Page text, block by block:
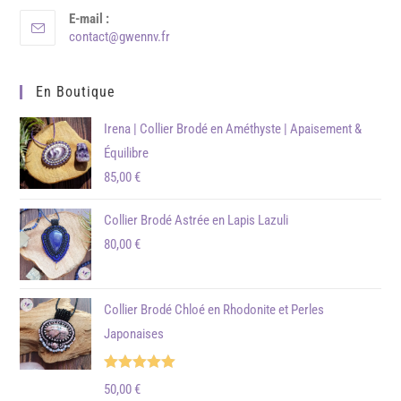
E-mail :
contact@gwennv.fr
En Boutique
Irena | Collier Brodé en Améthyste | Apaisement &
Équilibre
85,00€
Collier Brodé Astrée en Lapis Lazuli
80,00€
Collier Brodé Chloé en Rhodonite et Perles
Japonaises
Note 5.00
50,00€